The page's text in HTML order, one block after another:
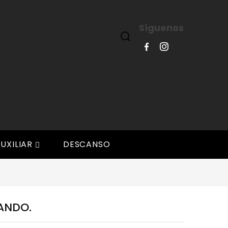
Síguenos
 DESCANSO